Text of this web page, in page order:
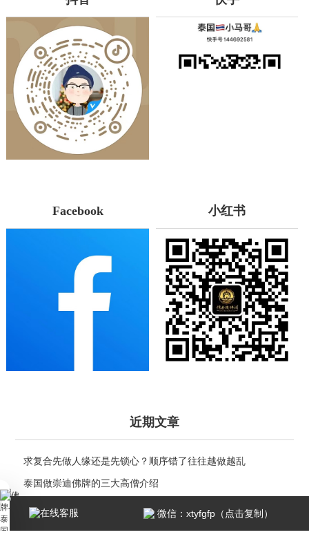
Facebook 小红书
近期文章
求复合先做人缘还是先锁心？顺序错了往往越做越乱
泰国做崇迪佛牌的三大高僧介绍
崇迪佛牌创始人——阿赞多大师
在线客服 微信：xtyfgfp（点击复制）